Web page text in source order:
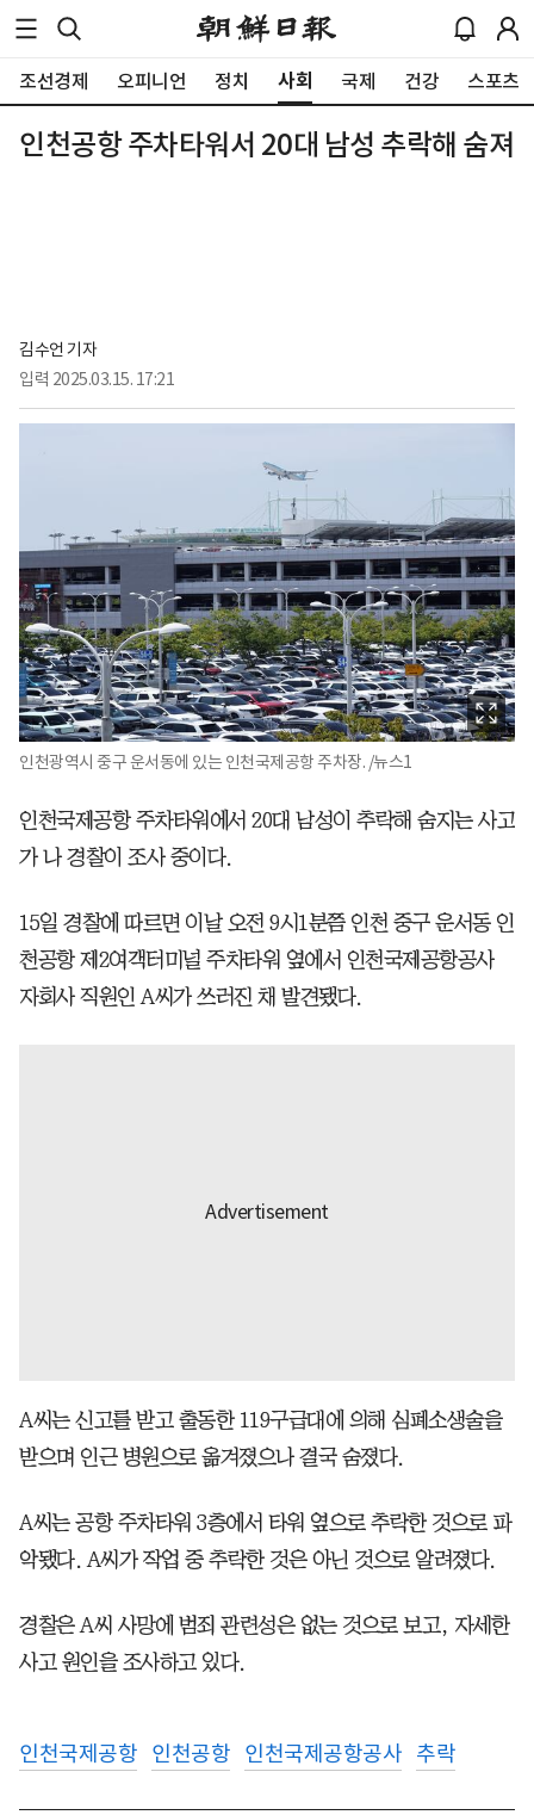
조선경제 오피니언 정치 사회 국제 건강 스포츠
인천공항 주차타워서 20대 남성 추락해 숨져
김수언 기자
입력 2025.03.15. 17:21
인천광역시 중구 운서동에 있는 인천국제공항 주차장. /뉴스1
인천국제공항 주차타워에서 20대 남성이 추락해 숨지는 사고
가 나 경찰이 조사 중이다.
15일 경찰에 따르면 이날 오전 9시1분쯤 인천 중구 운서동 인
천공항 제2여객터미널 주차타워 옆에서 인천국제공항공사
자회사 직원인 A씨가 쓰러진 채 발견됐다.
A씨는 신고를 받고 출동한 119구급대에 의해 심폐소생술을
받으며 인근 병원으로 옮겨졌으나 결국 숨졌다.
A씨는 공항 주차타워 3층에서 타워 옆으로 추락한 것으로 파
악됐다. A씨가 작업 중 추락한 것은 아닌 것으로 알려졌다.
경찰은 A씨 사망에 범죄 관련성은 없는 것으로 보고, 자세한
사고 원인을 조사하고 있다.
인천국제공항 인천공항 인천국제공항공사 추락